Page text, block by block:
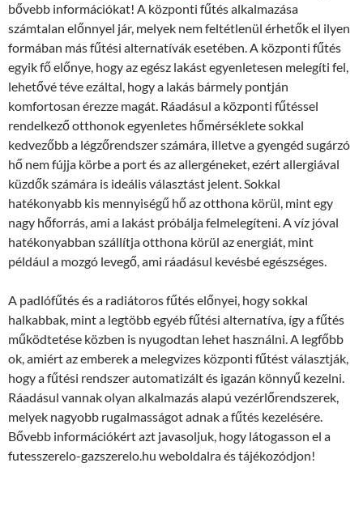
bővebb információkat! A központi fűtés alkalmazása
számtalan előnnyel jár, melyek nem feltétlenül érhetők el ilyen
formában más fűtési alternatívák esetében. A központi fűtés
egyik fő előnye, hogy az egész lakást egyenletesen melegíti fel,
lehetővé téve ezáltal, hogy a lakás bármely pontján
komfortosan érezze magát. Ráadásul a központi fűtéssel
rendelkező otthonok egyenletes hőmérséklete sokkal
kedvezőbb a légzőrendszer számára, illetve a gyengéd sugárzó
hő nem fújja körbe a port és az allergéneket, ezért allergiával
küzdők számára is ideális választást jelent. Sokkal
hatékonyabb kis mennyiségű hő az otthona körül, mint egy
nagy hőforrás, ami a lakást próbálja felmelegíteni. A víz jóval
hatékonyabban szállítja otthona körül az energiát, mint
például a mozgó levegő, ami ráadásul kevésbé egészséges.
A padlófűtés és a radiátoros fűtés előnyei, hogy sokkal
halkabbak, mint a legtöbb egyéb fűtési alternatíva, így a fűtés
működtetése közben is nyugodtan lehet használni. A legfőbb
ok, amiért az emberek a melegvizes központi fűtést választják,
hogy a fűtési rendszer automatizált és igazán könnyű kezelni.
Ráadásul vannak olyan alkalmazás alapú vezérlőrendszerek,
melyek nagyobb rugalmasságot adnak a fűtés kezelésére.
Bővebb információkért azt javasoljuk, hogy látogasson el a
futesszerelo-gazszerelo.hu weboldalra és tájékozódjon!